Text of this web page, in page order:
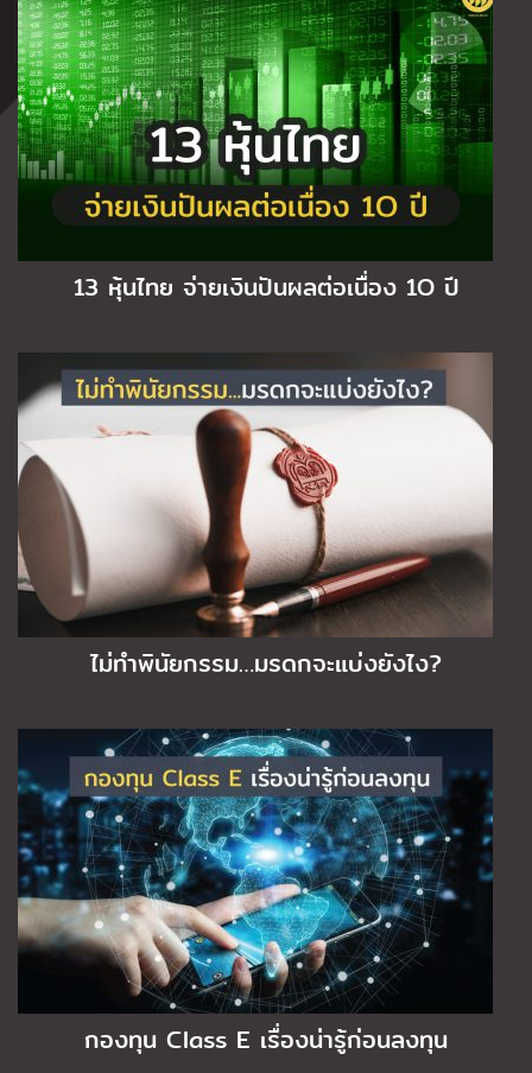
13 หุ้นไทย จ่ายเงินปันผลต่อเนื่อง 1O ปี
ไม่ทำพินัยกรรม…มรดกจะแบ่งยังไง?
กองทุน Class E เรื่องน่ารู้ก่อนลงทุน